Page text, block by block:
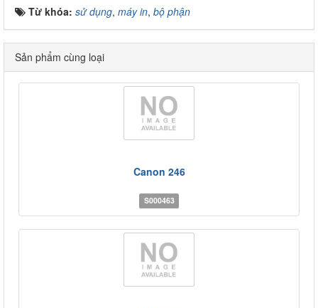
Từ khóa: sử dụng, máy in, bộ phận
Sản phẩm cùng loại
Canon 246
S000463